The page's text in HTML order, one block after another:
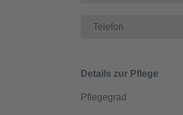
Details zur Pflege
Pflegegrad